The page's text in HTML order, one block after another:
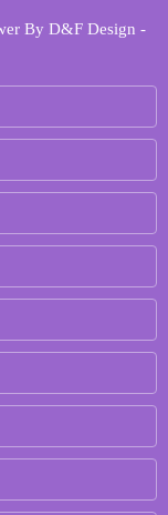
By D&F Design -